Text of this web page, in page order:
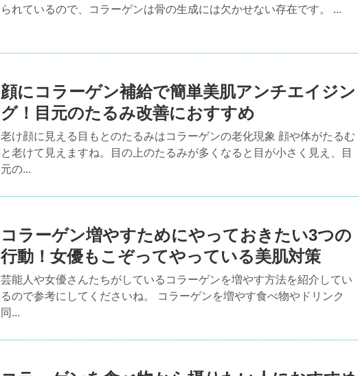
られているので、コラーゲンは骨の生成には欠かせない存在です。 ...
顔にコラーゲン補給で簡単美肌アンチエイジン
グ！目元のたるみ改善におすすめ
老け顔に見える目もとのたるみはコラーゲンの老化現象 顔や体がたるむ
と老けて見えますね。目の上のたるみが多くなると目が小さく見え、目
元の...
コラーゲン増やすためにやっておきたい3つの
行動！女優もこぞってやっている美肌対策
芸能人や女優さんたちがしているコラーゲンを増やす方法を紹介してい
るので参考にしてくださいね。 コラーゲンを増やす食べ物やドリンク
同...